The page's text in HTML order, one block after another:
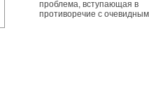
проблема, вступающая в
противоречие с